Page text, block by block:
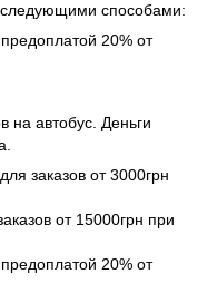
следующими способами:
20% от
на автобус. Деньги
заказов от 3000грн
от 15000грн при
20% от